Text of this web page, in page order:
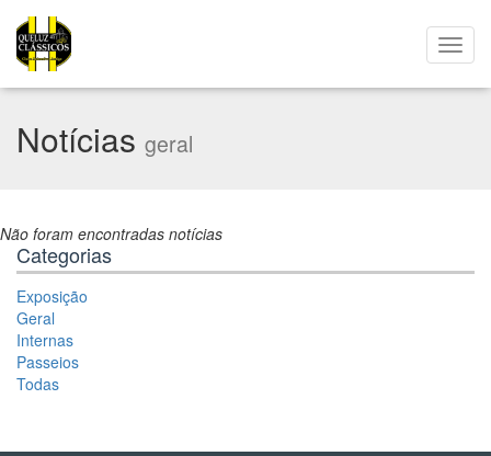
Notícias geral
Não foram encontradas notícias
Categorias
Exposição
Geral
Internas
Passeios
Todas